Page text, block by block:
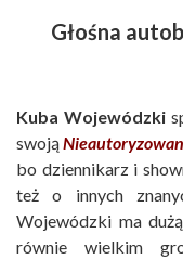
Głośna
Kuba Wojewódzki
swoją
bo dziennikarz i
też o innych
Wojewódzki ma
równie wielkim